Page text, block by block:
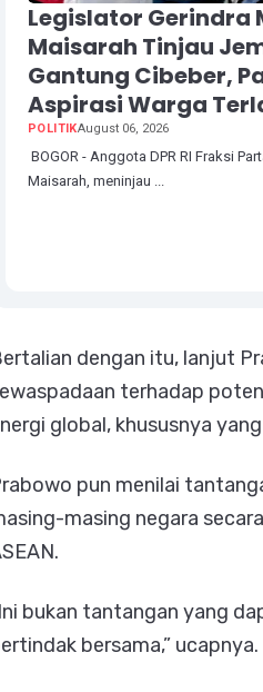
Legislator Gerindra
Maisarah Tinjau
Gantung Cibeber,
Aspirasi Warga
POLITIKAugust 06, 2026
BOGOR - Anggota DPR RI Fraksi
Maisarah, meninjau ...
dengan itu, lanjut
terhadap
global, khususnya
pun menilai
masing negara
bukan tantangan yang
bersama,” ucapnya.